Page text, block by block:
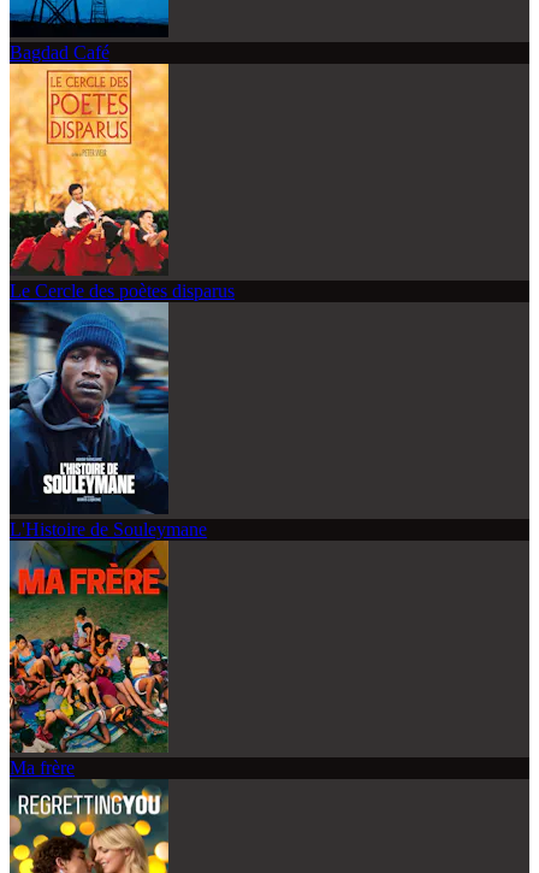
Bagdad Café
Le Cercle des poètes disparus
L'Histoire de Souleymane
Ma frère